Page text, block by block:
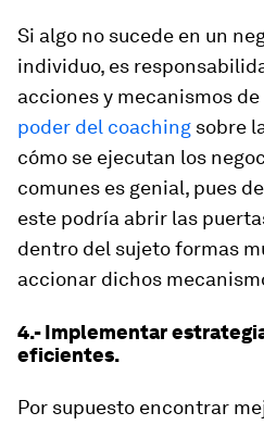
Si algo no sucede en un
individuo, es
acciones y mecanismos
poder del coaching sobre
cómo se ejecutan los
comunes es genial, pues
este podría abrir las
dentro del sujeto formas
accionar dichos
4.- Implementar
eficientes.
Por supuesto encontrar